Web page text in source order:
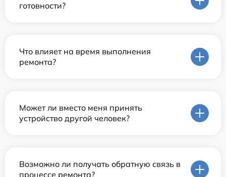
готовности?
Что влияет на время выполнения
ремонта?
Может ли вместо меня принять
устройство другой человек?
Возможно ли получать обратную связь в
процессе ремонта?